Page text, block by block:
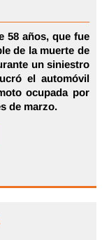
58 años, que fue
de la muerte de
un siniestro
el automóvil
ocupada por
de marzo.